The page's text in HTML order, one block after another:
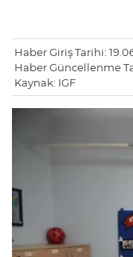
Haber Giriş Tarihi:
Haber Güncellenme
Kaynak: IGF